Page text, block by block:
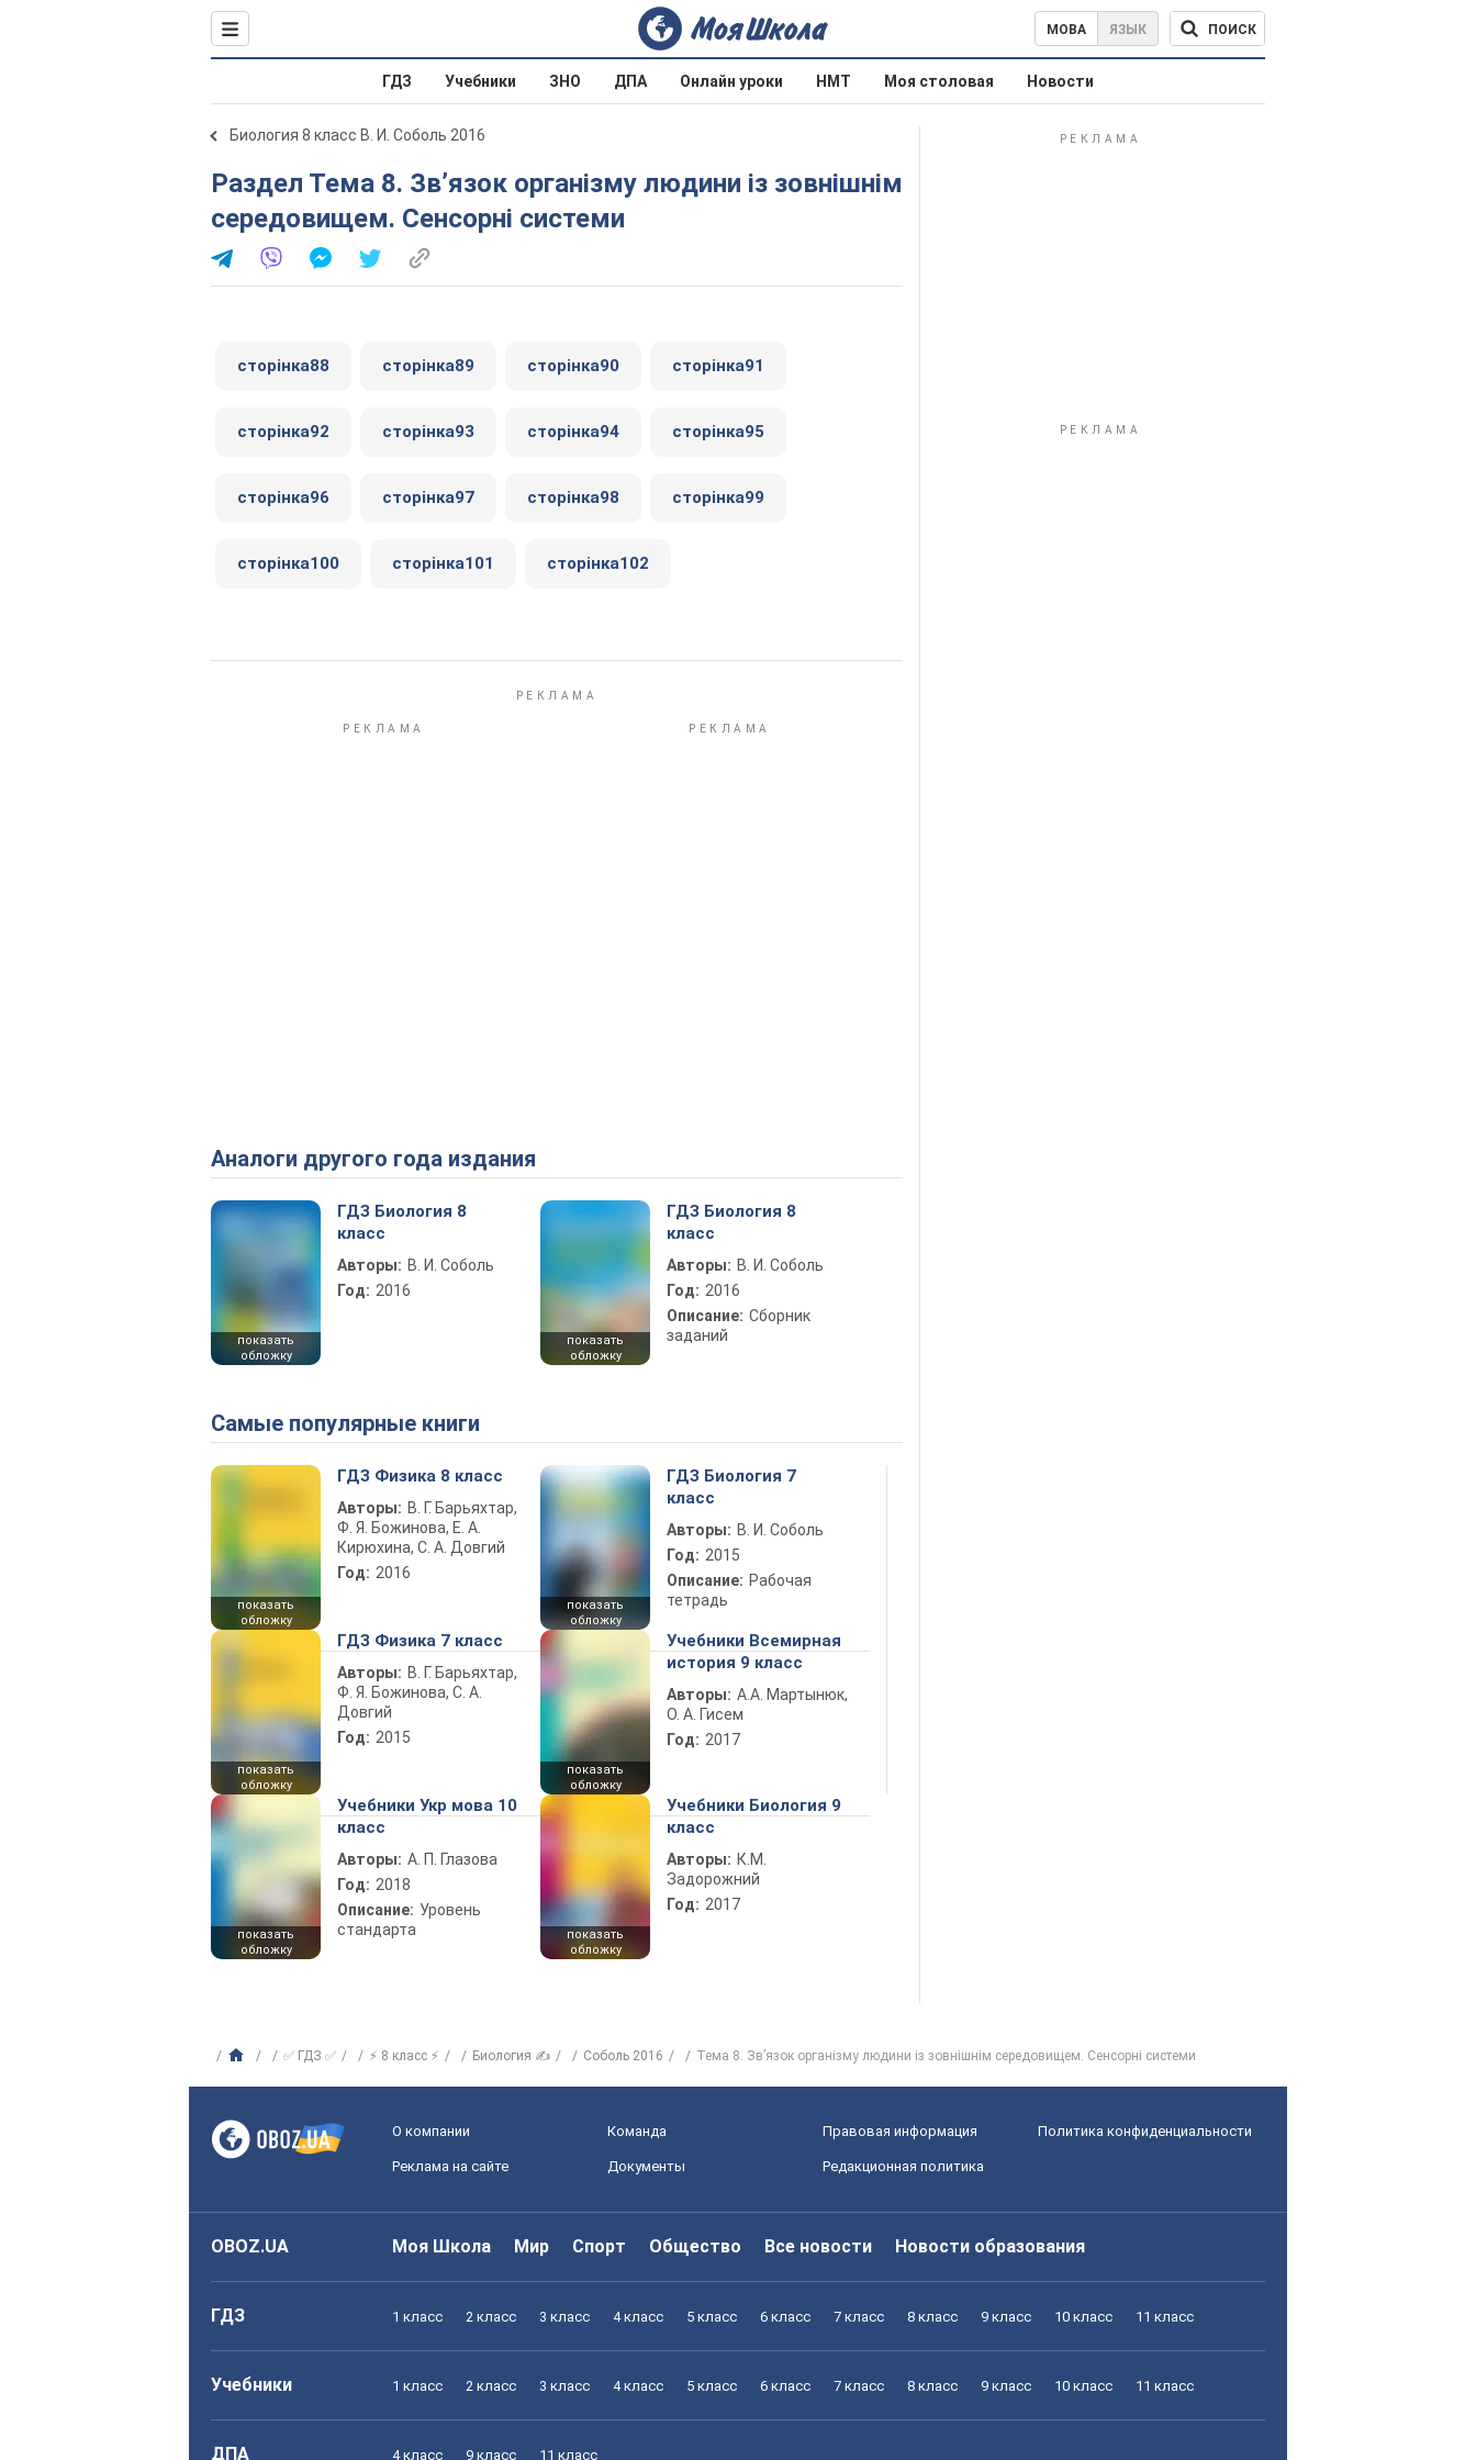
МОВА ЯЗЫК ПОИСК
ГДЗ Учебники ЗНО ДПА Онлайн уроки НМТ Моя столовая Новости
Биология 8 класс В. И. Соболь 2016
Раздел Тема 8. Зв’язок організму людини із зовнішнім
середовищем. Сенсорні системи
сторінка88 сторінка89 сторінка90 сторінка91
сторінка92 сторінка93 сторінка94 сторінка95
сторінка96 сторінка97 сторінка98 сторінка99
сторінка100 сторінка101 сторінка102
Аналоги другого года издания
показать
обложку
ГДЗ Биология 8
класс
Авторы: В. И. Соболь
Год: 2016
показать
обложку
ГДЗ Биология 8
класс
Авторы: В. И. Соболь
Год: 2016
Описание: Сборник
заданий
Самые популярные книги
показать
обложку
ГДЗ Физика 8 класс
Авторы: В. Г. Барьяхтар,
Ф. Я. Божинова, Е. А.
Кирюхина, С. А. Довгий
Год: 2016
показать
обложку
ГДЗ Биология 7
класс
Авторы: В. И. Соболь
Год: 2015
Описание: Рабочая
тетрадь
показать
обложку
ГДЗ Физика 7 класс
Авторы: В. Г. Барьяхтар,
Ф. Я. Божинова, С. А.
Довгий
Год: 2015
показать
обложку
Учебники Всемирная
история 9 класс
Авторы: А.А. Мартынюк,
О. А. Гисем
Год: 2017
показать
обложку
Учебники Укр мова 10
класс
Авторы: А. П. Глазова
Год: 2018
Описание: Уровень
стандарта
показать
обложку
Учебники Биология 9
класс
Авторы: К.М.
Задорожний
Год: 2017
✅ ГДЗ ✅ ⚡ 8 класс ⚡ Биология ✍ Соболь 2016 Тема 8. Зв’язок організму людини із зовнішнім середовищем. Сенсорні системи
О компании Команда Правовая информация Политика конфиденциальности
Реклама на сайте Документы Редакционная политика
OBOZ.UA Моя Школа Мир Спорт Общество Все новости Новости образования
ГДЗ 1 класс 2 класс 3 класс 4 класс 5 класс 6 класс 7 класс 8 класс 9 класс 10 класс 11 класс
Учебники 1 класс 2 класс 3 класс 4 класс 5 класс 6 класс 7 класс 8 класс 9 класс 10 класс 11 класс
ДПА 4 класс 9 класс 11 класс